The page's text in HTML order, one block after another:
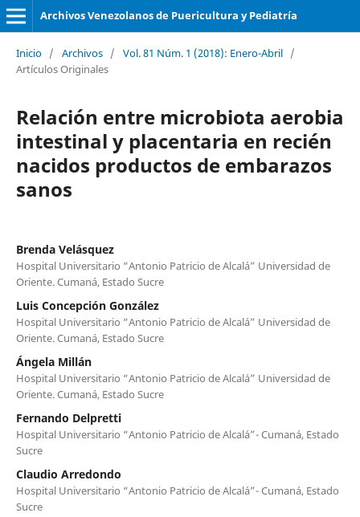
Archivos Venezolanos de Puericultura y Pediatría
Inicio / Archivos / Vol. 81 Núm. 1 (2018): Enero-Abril /
Artículos Originales
Relación entre microbiota aerobia
intestinal y placentaria en recién
nacidos productos de embarazos
sanos
Brenda Velásquez
Hospital Universitario “Antonio Patricio de Alcalá” Universidad de
Oriente. Cumaná, Estado Sucre
Luis Concepción González
Hospital Universitario “Antonio Patricio de Alcalá” Universidad de
Oriente. Cumaná, Estado Sucre
Ángela Millán
Hospital Universitario “Antonio Patricio de Alcalá” Universidad de
Oriente. Cumaná, Estado Sucre
Fernando Delpretti
Hospital Universitario “Antonio Patricio de Alcalá”- Cumaná, Estado
Sucre
Claudio Arredondo
Hospital Universitario “Antonio Patricio de Alcalá”- Cumaná, Estado
Sucre